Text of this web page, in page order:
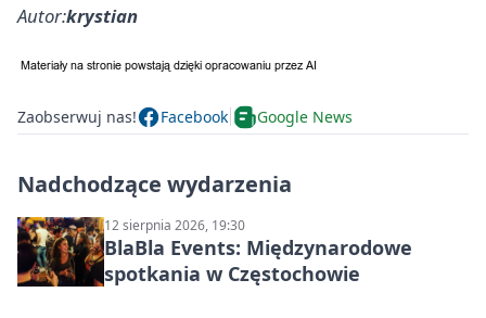
Autor:krystian
Zaobserwuj nas! Facebook Google News
Nadchodzące wydarzenia
12 sierpnia 2026, 19:30
BlaBla Events: Międzynarodowe
spotkania w Częstochowie